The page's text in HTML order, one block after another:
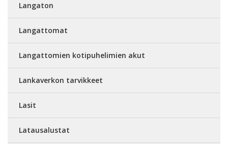
Langaton
Langattomat
Langattomien kotipuhelimien akut
Lankaverkon tarvikkeet
Lasit
Latausalustat